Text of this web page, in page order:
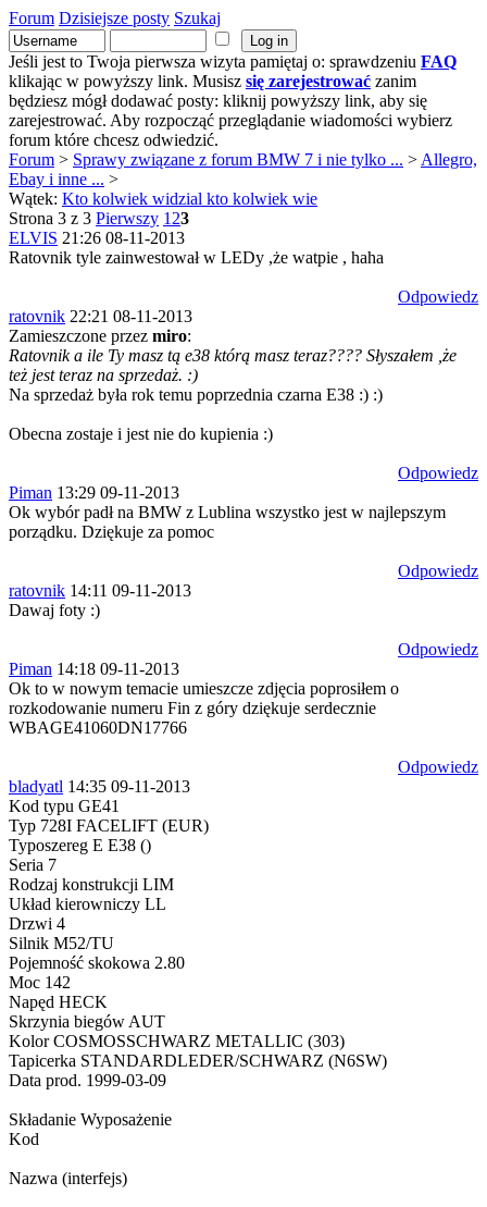
Forum Dzisiejsze posty Szukaj
Jeśli jest to Twoja pierwsza wizyta pamiętaj o: sprawdzeniu FAQ
klikając w powyższy link. Musisz się zarejestrować zanim
będziesz mógł dodawać posty: kliknij powyższy link, aby się
zarejestrować. Aby rozpocząć przeglądanie wiadomości wybierz
forum które chcesz odwiedzić.
Forum > Sprawy związane z forum BMW 7 i nie tylko ... > Allegro,
Ebay i inne ... >
Wątek: Kto kolwiek widzial kto kolwiek wie
Strona 3 z 3 Pierwszy 1 23
ELVIS 21:26 08-11-2013
Ratovnik tyle zainwestował w LEDy ,że watpie , haha
Odpowiedz
ratovnik 22:21 08-11-2013
Zamieszczone przez miro:
Ratovnik a ile Ty masz tą e38 którą masz teraz???? Słyszałem ,że
też jest teraz na sprzedaż. :)
Na sprzedaż była rok temu poprzednia czarna E38 :) :)
Obecna zostaje i jest nie do kupienia :)
Odpowiedz
Piman 13:29 09-11-2013
Ok wybór padł na BMW z Lublina wszystko jest w najlepszym
porządku. Dziękuje za pomoc
Odpowiedz
ratovnik 14:11 09-11-2013
Dawaj foty :)
Odpowiedz
Piman 14:18 09-11-2013
Ok to w nowym temacie umieszcze zdjęcia poprosiłem o
rozkodowanie numeru Fin z góry dziękuje serdecznie
WBAGE41060DN17766
Odpowiedz
bladyatl 14:35 09-11-2013
Kod typu GE41
Typ 728I FACELIFT (EUR)
Typoszereg E E38 ()
Seria 7
Rodzaj konstrukcji LIM
Układ kierowniczy LL
Drzwi 4
Silnik M52/TU
Pojemność skokowa 2.80
Moc 142
Napęd HECK
Skrzynia biegów AUT
Kolor COSMOSSCHWARZ METALLIC (303)
Tapicerka STANDARDLEDER/SCHWARZ (N6SW)
Data prod. 1999-03-09
Składanie Wyposażenie
Kod
Nazwa (interfejs)